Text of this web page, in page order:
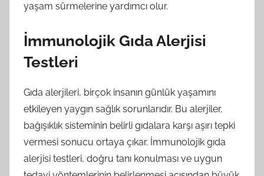
yaşam sürmelerine yardımcı olur.
İmmunolojik Gıda Alerjisi
Testleri
Gıda alerjileri, birçok insanın günlük yaşamını
etkileyen yaygın sağlık sorunlarıdır. Bu alerjiler,
bağışıklık sisteminin belirli gıdalara karşı aşırı tepki
vermesi sonucu ortaya çıkar. İmmunolojik gıda
alerjisi testleri, doğru tanı konulması ve uygun